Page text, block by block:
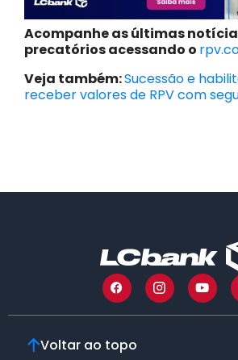
Acompanhe as últimas
precatórios acessando o
Veja também:Sucessão e
receber valores de RPV com
Voltar ao topo